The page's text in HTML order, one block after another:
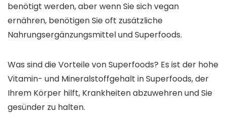
benötigt werden, aber wenn Sie sich vegan
ernähren, benötigen Sie oft zusätzliche
Nahrungsergänzungsmittel und Superfoods.
Was sind die Vorteile von Superfoods? Es ist der hohe
Vitamin- und Mineralstoffgehalt in Superfoods, der
Ihrem Körper hilft, Krankheiten abzuwehren und Sie
gesünder zu halten.